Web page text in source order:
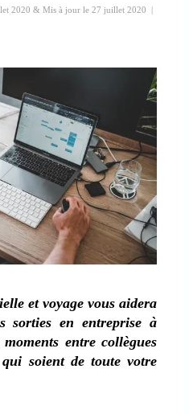
2020 & Mis à jour le 27 juillet 2020 |
et voyage vous aidera
sorties en entreprise à
entre collègues
soient de toute votre